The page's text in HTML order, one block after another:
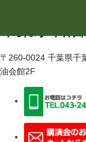
〒260-0024 千葉県千
油会館2F